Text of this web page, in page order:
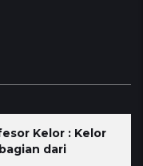
Kelor : Kelor
dari